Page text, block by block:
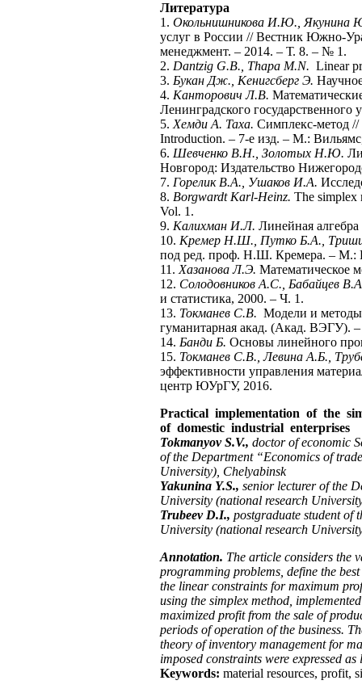
Литература
1. Окольнишникова И.Ю., Якунина
услуг в России // Вестник Южно-
менеджмент. – 2014. – Т. 8. – № 1.
2. Dantzig G.B., Thapa M.N. Linear
3. Букан Дж., Кенигсберг Э.
4. Канторович Л.В.
Ленинградского государственного
5.Хемди А. Таха. Симплекс-метод //
Introduction. – 7-е изд. – М.:
6. Шевченко В.Н., Золотых Н.Ю.
Новгород: Издательство
7. Горелик В.А., Ушаков И.А.
8. Borgwardt Karl-Heinz. The simplex
Vol. 1.
9. Калихман И.Л. Линейная
10. Кремер Н.Ш., Путко Б.А.,
под ред. проф. Н.Ш. Кремера. –
11.Хазанова Л.Э. Математическое
12. Солодовников А.С., Бабайцев
и статистика, 2000. – Ч. 1.
13. Токманев С.В. Модели и методы
гуманитарная акад. (Акад. ВЭГУ).
14. Банди Б. Основы линейного
15. Токманев С.В., Левина А.Б.,
эффективности управления
центр ЮУрГУ, 2016.
Practical implementation of the
of domestic industrial enterprises
Tokmanyov S.V., doctor of economic
of the Department “Economics of
University), Chelyabinsk
Yakunina Y.S., senior lecturer of the
University (national research
Trubeev D.I., postgraduate student of
University (national research
Annotation. The article considers the
programming problems, define the
the linear constraints for maximum
using the simplex method,
maximized profit from the sale of
periods of operation of the business.
theory of inventory management for
imposed constraints were expressed
Keywords: material resources, profit,